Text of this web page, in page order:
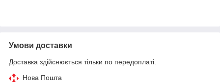
Умови доставки
Доставка здійснюється тільки по передоплаті.
Нова Пошта